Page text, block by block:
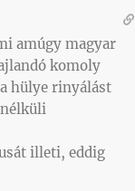
amúgy magyar
komoly
hülye rinyálást
illeti, eddig